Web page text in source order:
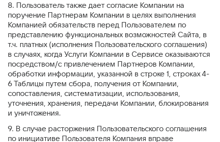
8. Пользователь также дает согласие Компании на
поручение Партнерам Компании в целях выполнения
Компанией обязательств перед Пользователем по
представлению функциональных возможностей Сайта, в
т.ч. платных (исполнения Пользовательского соглашения)
в случаях, когда Услуги Компании в Сервисе оказываются
посредством/с привлечением Партнеров Компании,
обработки информации, указанной в строке 1, строках 4-
6 Таблицы путем сбора, получения от Компании,
сопоставления, систематизации, использования,
уточнения, хранения, передачи Компании, блокирования
и уничтожения.
9. В случае расторжения Пользовательского соглашения
по инициативе Пользователя Компания вправе